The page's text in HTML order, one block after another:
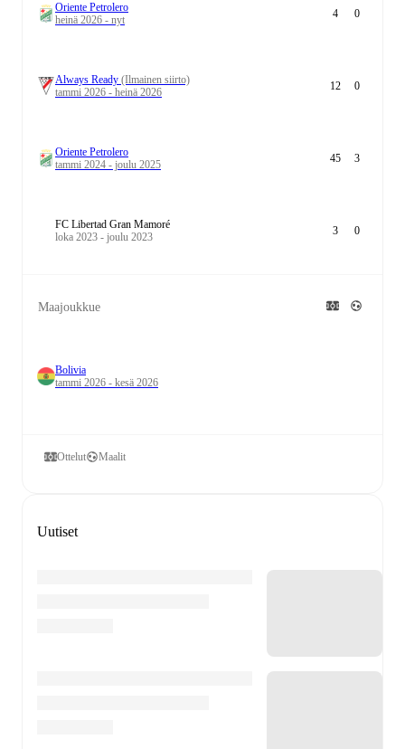
Oriente Petrolero
heinä 2026 - nyt
4 0
Always Ready (Ilmainen siirto)
tammi 2026 - heinä 2026
12 0
Oriente Petrolero
tammi 2024 - joulu 2025
45 3
FC Libertad Gran Mamoré
loka 2023 - joulu 2023
3 0
Maajoukkue
Bolivia
tammi 2026 - kesä 2026
Ottelut Maalit
Uutiset